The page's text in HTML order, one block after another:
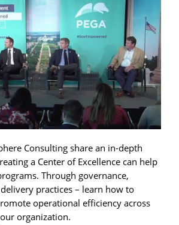
Consulting share an in-depth
a Center of Excellence can help
Through governance,
practices – learn how to
operational efficiency across
organization.